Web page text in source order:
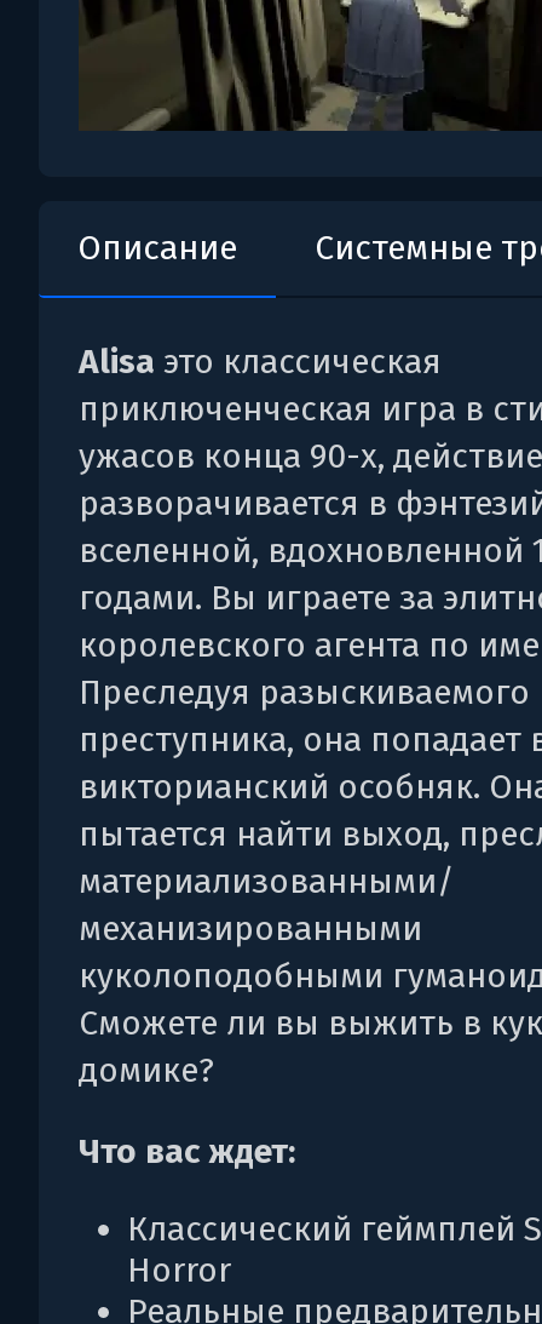
Описание Системные
Alisa это классическая
приключенческая игра в
ужасов конца 90-х,
разворачивается в
вселенной, вдохновленной
годами. Вы играете за
королевского агента по
Преследуя разыскиваемого
преступника, она попадает
викторианский особняк.
пытается найти выход,
материализованными/
механизированными
куколоподобными
Сможете ли вы выжить в
домике?
Что вас ждет:
Классический геймплей
Horror
Реальные